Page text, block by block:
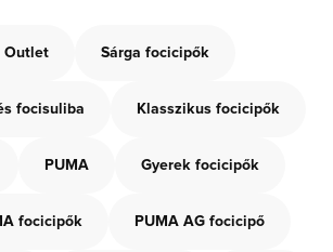
Outlet Sárga focicipők
focisuliba Klasszikus focicipők
PUMA Gyerek focicipők
focicipők PUMA AG focicipő